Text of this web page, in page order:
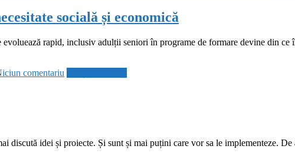
socială și economică
rapid, inclusiv adulții seniori în programe de formare devine din ce
comentariu
discută idei și proiecte. Și sunt și mai puțini care vor sa le implementeze.